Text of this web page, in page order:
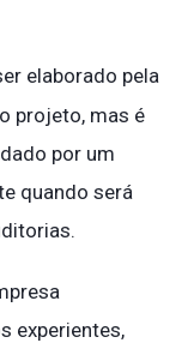
elaborado pela
projeto, mas é
por um
quando será
experientes,